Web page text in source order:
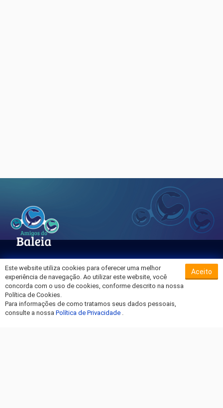
Sobre o Hospital da Baleia
Termos de Uso
Política de Privacidade
Entre em Contato
Este website utiliza cookies para oferecer uma melhor
experiência de navegação. Ao utilizar este website, você
concorda com o uso de cookies, conforme descrito na nossa
Política de Cookies.
Para informações de como tratamos seus dados pessoais,
consulte a nossa Política de Privacidade .
Aceito